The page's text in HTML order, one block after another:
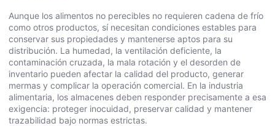
Aunque los alimentos no perecibles no requieren cadena de frío
como otros productos, sí necesitan condiciones estables para
conservar sus propiedades y mantenerse aptos para su
distribución. La humedad, la ventilación deficiente, la
contaminación cruzada, la mala rotación y el desorden de
inventario pueden afectar la calidad del producto, generar
mermas y complicar la operación comercial. En la industria
alimentaria, los almacenes deben responder precisamente a esa
exigencia: proteger inocuidad, preservar calidad y mantener
trazabilidad bajo normas estrictas.